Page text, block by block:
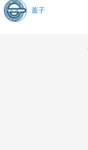
蓋子